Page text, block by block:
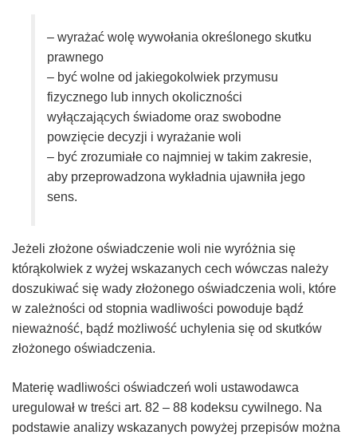
– wyrażać wolę wywołania określonego skutku
prawnego
– być wolne od jakiegokolwiek przymusu
fizycznego lub innych okoliczności
wyłączających świadome oraz swobodne
powzięcie decyzji i wyrażanie woli
– być zrozumiałe co najmniej w takim zakresie,
aby przeprowadzona wykładnia ujawniła jego
sens.
Jeżeli złożone oświadczenie woli nie wyróżnia się
którąkolwiek z wyżej wskazanych cech wówczas należy
doszukiwać się wady złożonego oświadczenia woli, które
w zależności od stopnia wadliwości powoduje bądź
nieważność, bądź możliwość uchylenia się od skutków
złożonego oświadczenia.
Materię wadliwości oświadczeń woli ustawodawca
uregulował w treści art. 82 – 88 kodeksu cywilnego. Na
podstawie analizy wskazanych powyżej przepisów można